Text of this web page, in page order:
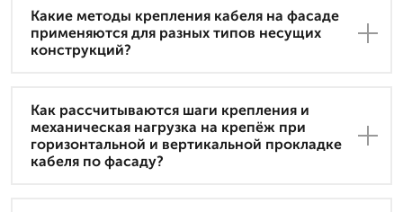
Какие методы крепления кабеля на фасаде
применяются для разных типов несущих
конструкций?
Как рассчитываются шаги крепления и
механическая нагрузка на крепёж при
горизонтальной и вертикальной прокладке
кабеля по фасаду?